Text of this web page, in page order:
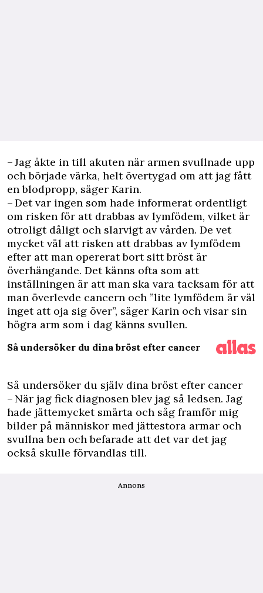
– Jag åkte in till akuten när armen svullnade upp
och började värka, helt övertygad om att jag fått
en blodpropp, säger Karin.
– Det var ingen som hade informerat ordentligt
om risken för att drabbas av lymfödem, vilket är
otroligt dåligt och slarvigt av vården. De vet
mycket väl att risken att drabbas av lymfödem
efter att man opererat bort sitt bröst är
överhängande. Det känns ofta som att
inställningen är att man ska vara tacksam för att
man överlevde cancern och ”lite lymfödem är väl
inget att oja sig över”, säger Karin och visar sin
högra arm som i dag känns svullen.
Så undersöker du dina bröst efter cancer
Så undersöker du själv dina bröst efter cancer
– När jag fick diagnosen blev jag så ledsen. Jag
hade jättemycket smärta och såg framför mig
bilder på människor med jättestora armar och
svullna ben och befarade att det var det jag
också skulle förvandlas till.
Annons